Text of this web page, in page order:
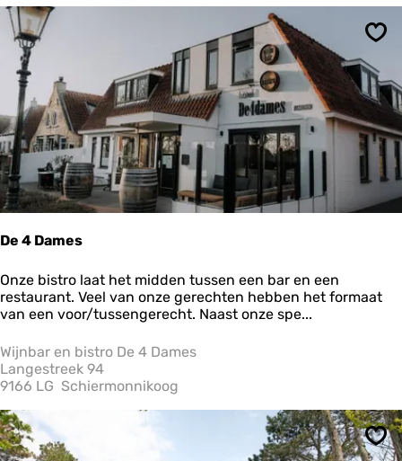
W
b
u
r
e
n
De 4 Dames
D
e
4
a
m
e
Onze bistro laat het midden tussen een bar en een
restaurant. Veel van onze gerechten hebben het formaat
van een voor/tussengerecht. Naast onze spe...
Wijnbar en bistro De 4 Dames
Langestreek 94
9166 LG Schiermonnikoog